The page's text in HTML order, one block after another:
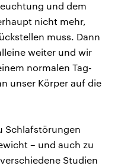
und dem
nicht mehr,
muss. Dann
weiter und wir
normalen Tag-
unser Körper auf die
Schlafstörungen
– und auch zu
Studien